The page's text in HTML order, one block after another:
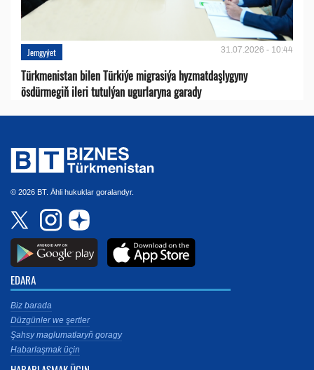
Jemgyýet 31.07.2026 - 10:44
Türkmenistan bilen Türkiýe migrasiýa hyzmatdaşlygyny
ösdürmegiň ileri tutulýan ugurlaryna garady
© 2026 BT. Ähli hukuklar goralandyr.
EDARA
Biz barada
Düzgünler we şertler
Şahsy maglumatlaryň goragy
Habarlaşmak üçin